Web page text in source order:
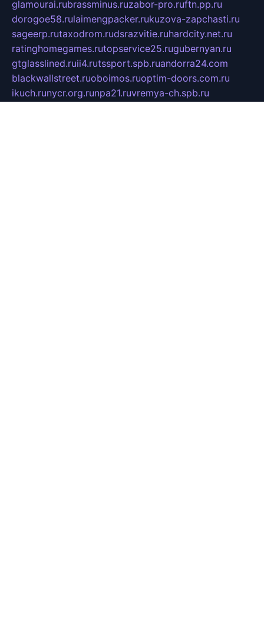
glamourai.rubrassminus.ruzabor-pro.ruftn.pp.ru
dorogoe58.rulaimengpacker.rukuzova-zapchasti.ru
sageerp.rutaxodrom.rudsrazvitie.ruhardcity.net.ru
ratinghomegames.rutopservice25.rugubernyan.ru
gtglasslined.ruii4.rutssport.spb.ruandorra24.com
blackwallstreet.ruoboimos.ruoptim-doors.com.ru
ikuch.runycr.org.runpa21.ruvremya-ch.spb.ru